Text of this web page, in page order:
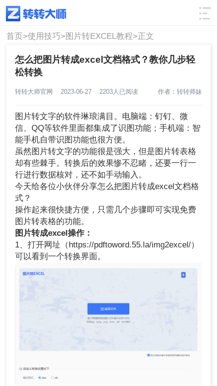
使用技巧 筛选
首页>使用技巧>图片转EXCEL教程>正文
怎么把图片转成excel文档格式？教你几步轻
松转换
转转大师官网 2023-06-27 2203人已阅读 作者：转转师妹
图片转文字的软件琳琅满目。电脑端：钉钉、微
信、QQ等软件里面都集成了识图功能；手机端：智
能手机自带识图功能也很方便。
虽然图片转文字的功能很是强大，但是图片转表格
却有些棘手。转换后的效果惨不忍睹，还要一行一
行进行数据核对，还不如手动输入。
今天给各位小伙伴分享怎么把图片转成excel文档格
式？
操作起来很快捷方便，只需几个步骤即可实现免费
图片转表格的功能。
图片转成excel操作：
1、打开网址（https://pdftoword.55.la/img2excel/）
可以看到一个转换界面。